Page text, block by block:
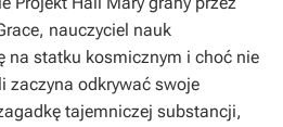
nauczyciel nauk
na statku kosmicznym i choć nie
zaczyna odkrywać swoje
tajemniczej substancji,